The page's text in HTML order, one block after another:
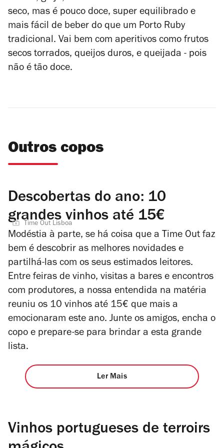
seco, mas é pouco doce, super equilibrado e
mais fácil de beber do que um Porto Ruby
tradicional. Vai bem com aperitivos como frutos
secos torrados, queijos duros, e queijada - pois
não é tão doce.
Outros copos
Descobertas do ano: 10
grandes vinhos até 15€
Time Out Lisboa
Modéstia à parte, se há coisa que a Time Out faz
bem é descobrir as melhores novidades e
partilhá-las com os seus estimados leitores.
Entre feiras de vinho, visitas a bares e encontros
com produtores, a nossa entendida na matéria
reuniu os 10 vinhos até 15€ que mais a
emocionaram este ano. Junte os amigos, encha o
copo e prepare-se para brindar a esta grande
lista.
Ler Mais
Vinhos portugueses de terroirs